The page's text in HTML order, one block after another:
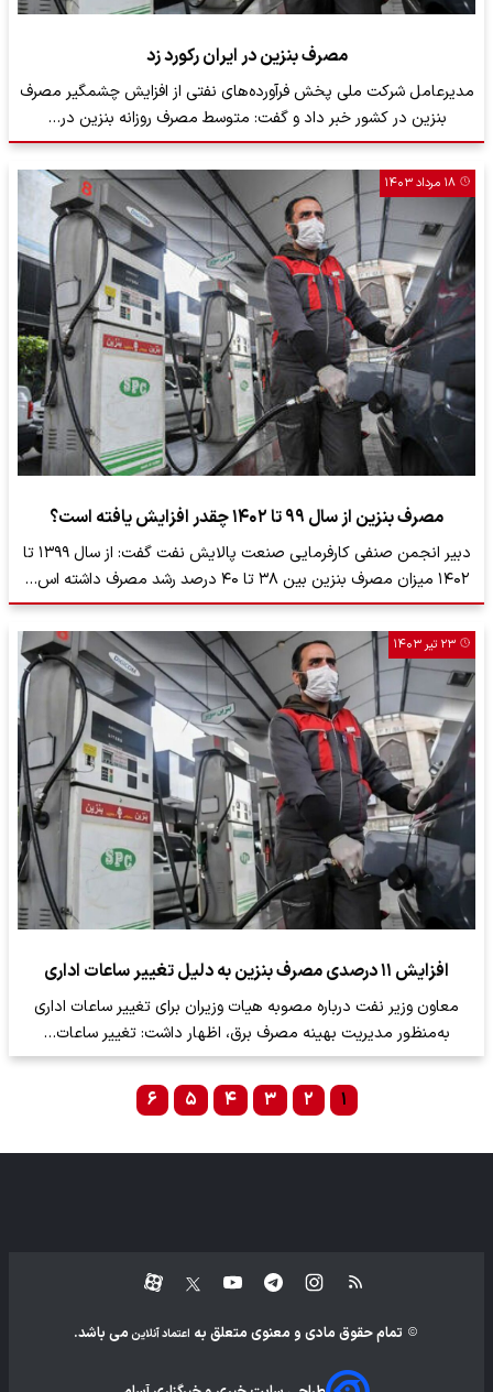
مصرف بنزین در ایران رکورد زد
​مدیرعامل شرکت ملی پخش فرآورده‌های نفتی از افزایش چشمگیر مصرف
بنزین در کشور خبر داد و گفت: متوسط مصرف روزانه بنزین در…
۱۸ مرداد ۱۴۰۳
مصرف بنزین از سال ۹۹ تا ۱۴۰۲ چقدر افزایش یافته است؟
دبیر انجمن صنفی کارفرمایی صنعت پالایش نفت گفت: از سال ۱۳۹۹ تا
۱۴۰۲ میزان مصرف بنزین بین ۳۸ تا ۴۰ درصد رشد مصرف داشته اس…
۲۳ تیر ۱۴۰۳
افزایش ۱۱ درصدی مصرف بنزین به دلیل تغییر ساعات اداری
معاون وزیر نفت درباره مصوبه هیات وزیران برای تغییر ساعات اداری
به‌منظور مدیریت بهینه مصرف برق، اظهار داشت: تغییر ساعات…
۱ ۲ ۳ ۴ ۵ ۶
تمام حقوق مادی و معنوی متعلق به اعتماد آنلاین می باشد.